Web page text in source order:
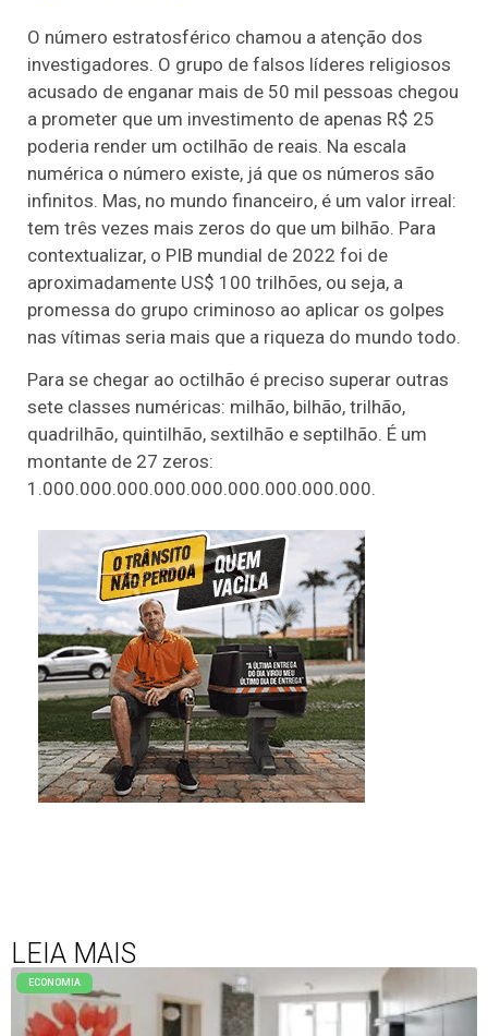
O número estratosférico chamou a atenção dos
investigadores. O grupo de falsos líderes religiosos
acusado de enganar mais de 50 mil pessoas chegou
a prometer que um investimento de apenas R$ 25
poderia render um octilhão de reais. Na escala
numérica o número existe, já que os números são
infinitos. Mas, no mundo financeiro, é um valor irreal:
tem três vezes mais zeros do que um bilhão. Para
contextualizar, o PIB mundial de 2022 foi de
aproximadamente US$ 100 trilhões, ou seja, a
promessa do grupo criminoso ao aplicar os golpes
nas vítimas seria mais que a riqueza do mundo todo.
Para se chegar ao octilhão é preciso superar outras
sete classes numéricas: milhão, bilhão, trilhão,
quadrilhão, quintilhão, sextilhão e septilhão. É um
montante de 27 zeros:
1.000.000.000.000.000.000.000.000.000.
LEIA MAIS
ECONOMIA